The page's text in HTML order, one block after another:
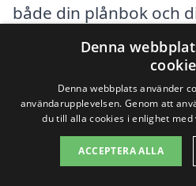
både din plånbok och
Få 3 erbjudanden,
förpliktelser
Denna
Denna webbplats använder
användarupplevelsen. Genom att
du till alla cookies i enlighet med
ACCEPTERA ALLA